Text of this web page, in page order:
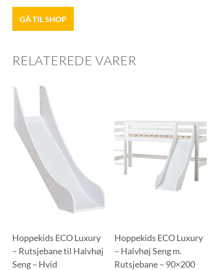
GÅ TIL SHOP
RELATEREDE VARER
Hoppekids ECO Luxury
– Rutsjebane til Halvhøj
Seng – Hvid
Hoppekids ECO Luxury
– Halvhøj Seng m.
Rutsjebane – 90×200